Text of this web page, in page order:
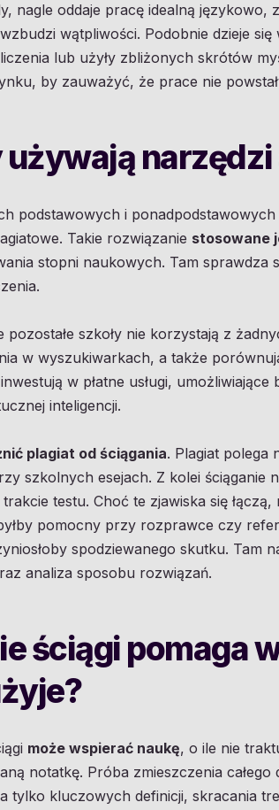
nagle oddaje pracę idealną
wątpliwości. Podobnie dzieje się
lub użyły zbliżonych skrótów
by zauważyć, że prace nie
używają
podstawowych i
Takie rozwiązanie stosowane
stopni naukowych. Tam sprawdza
pozostałe szkoły nie korzystają z
w wyszukiwarkach, a także
w płatne usługi,
inteligencji.
plagiat od ściągania. Plagiat polega
szkolnych esejach. Z kolei ściąganie
testu. Choć te zjawiska się
pomocny przy rozprawce czy
spodziewanego skutku. Tam
analiza sposobu rozwiązań.
ściągi pomaga
może wspierać naukę, o ile nie
notatkę. Próba zmieszczenia całego
tylko kluczowych definicji, skracania